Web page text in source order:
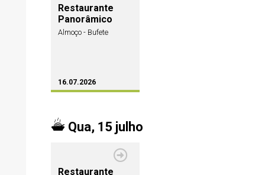
Restaurante
Panorâmico
Almoço - Bufete
16.07.2026
Qua, 15 julho
Restaurante